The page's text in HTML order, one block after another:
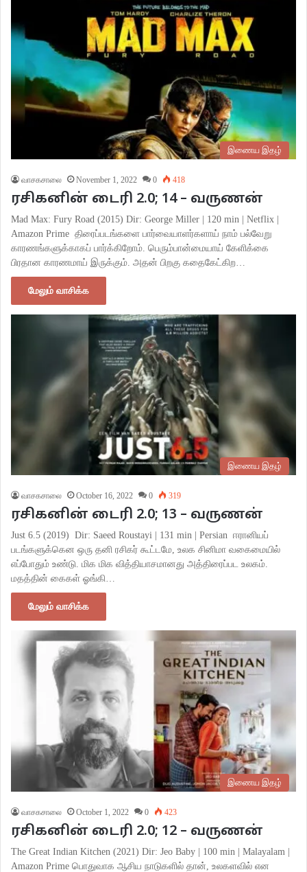
இணைய இதழ்
வாசகசாலை November 1, 2022 0 418
ரசிகனின் டைரி 2.0; 14 – வருணன்
Mad Max: Fury Road (2015) Dir: George Miller | 120 min | Netflix |
Amazon Prime திரைப்படங்களை பார்வையாளர்களாய் நாம் பல்வேறு
காரணங்களுக்காகப் பார்க்கிறோம். பெரும்பான்மையாய் கேளிக்கை
பிரதான காரணமாய் இருக்கும். அதன் பிறகு கதைகேட்கிற…
மேலும் வாசிக்க
இணைய இதழ்
வாசகசாலை October 16, 2022 0 319
ரசிகனின் டைரி 2.0; 13 – வருணன்
Just 6.5 (2019) Dir: Saeed Roustayi | 131 min | Persian ஈரானியப்
படங்களுக்கென ஒரு தனி ரசிகர் கூட்டமே, உலக சினிமா வகைமையில்
எப்போதும் உண்டு. மிக மிக வித்தியாசமானது அத்திரைப்பட உலகம்.
மதத்தின் கைகள் ஓங்கி…
மேலும் வாசிக்க
இணைய இதழ்
வாசகசாலை October 1, 2022 0 423
ரசிகனின் டைரி 2.0; 12 – வருணன்
The Great Indian Kitchen (2021) Dir: Jeo Baby | 100 min | Malayalam |
Amazon Prime பொதுவாக ஆசிய நாடுகளில் தான், உலகளவில் என